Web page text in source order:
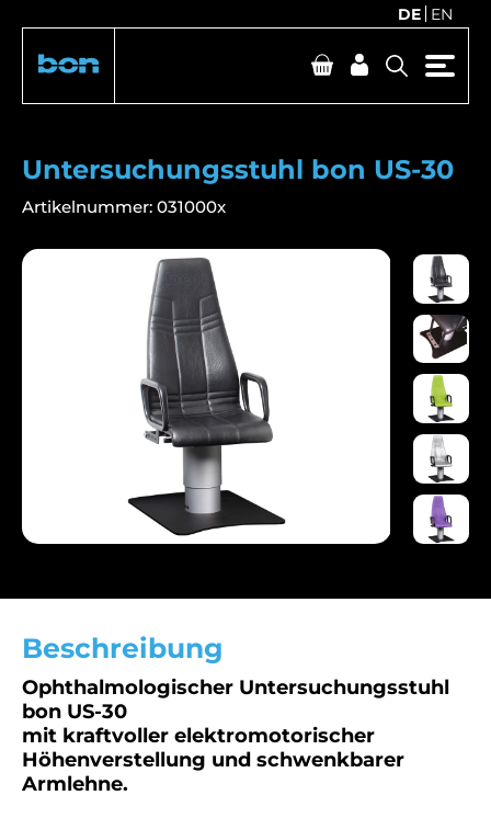
DE EN
Untersuchungsstuhl bon US-30
Artikelnummer: 031000x
Beschreibung
Ophthalmologischer Untersuchungsstuhl
bon US-30
mit kraftvoller elektromotorischer
Höhenverstellung und schwenkbarer
Armlehne.